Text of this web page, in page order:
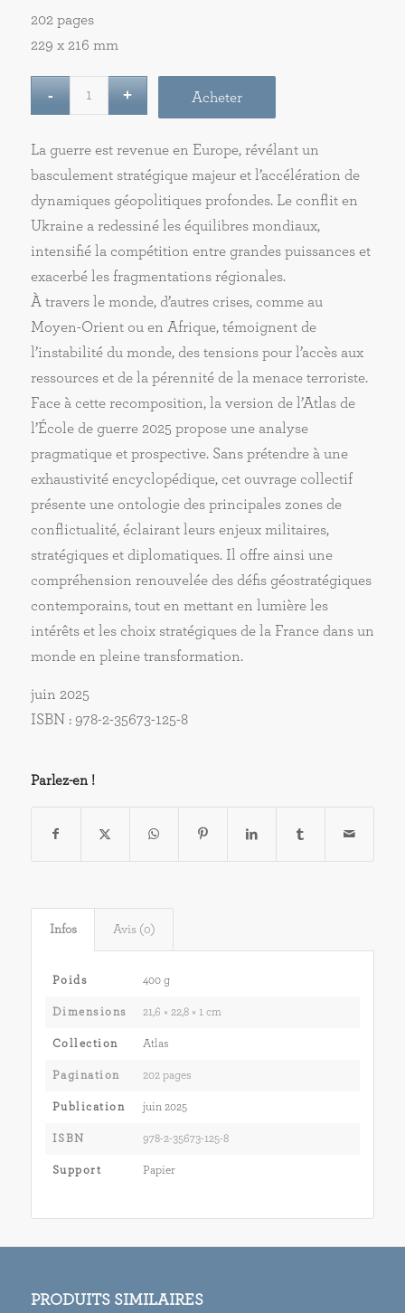
202 pages
229 x 216 mm
Acheter
La guerre est revenue en Europe, révélant un
basculement stratégique majeur et l’accélération de
dynamiques géopolitiques profondes. Le conflit en
Ukraine a redessiné les équilibres mondiaux,
intensifié la compétition entre grandes puissances et
exacerbé les fragmentations régionales.
À travers le monde, d’autres crises, comme au
Moyen-Orient ou en Afrique, témoignent de
l’instabilité du monde, des tensions pour l’accès aux
ressources et de la pérennité de la menace terroriste.
Face à cette recomposition, la version de l’Atlas de
l’École de guerre 2025 propose une analyse
pragmatique et prospective. Sans prétendre à une
exhaustivité encyclopédique, cet ouvrage collectif
présente une ontologie des principales zones de
conflictualité, éclairant leurs enjeux militaires,
stratégiques et diplomatiques. Il offre ainsi une
compréhension renouvelée des défis géostratégiques
contemporains, tout en mettant en lumière les
intérêts et les choix stratégiques de la France dans un
monde en pleine transformation.
juin 2025
ISBN : 978-2-35673-125-8
Parlez-en !
Infos Avis (0)
Poids 400 g
Dimensions 21,6 × 22,8 × 1 cm
Collection Atlas
Pagination 202 pages
Publication juin 2025
ISBN 978-2-35673-125-8
Support Papier
PRODUITS SIMILAIRES